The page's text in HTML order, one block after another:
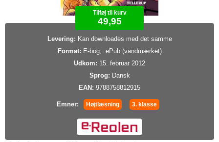
Tilføj til kurv
49,95
Levering: Kan downloades med det samme
Format: E-bog, .ePub (vandmærket)
Udkom: 15. februar 2012
Sprog: Dansk
EAN: 9788758812915
Emner: Højtlæsning 3. klasse